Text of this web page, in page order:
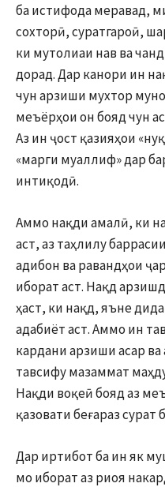
ба истифода меравад,
сохторӣ, суратгароӣ,
ки мутолиаи нав ва
дорад. Дар канори ин
чун арзиши мухтор
меъёрҳои он бояд чун
Аз ин ҷост қазияҳои
«марги муаллиф» дар
интиқодӣ.
Аммо нақди амалӣ, ки
аст, аз таҳлилу
адибон ва равандҳои
иборат аст. Нақд
ҳаст, ки нақд, яъне
адабиёт аст. Аммо ин
кардани арзиши асар
тавсифу мазаммат
Нақди воқеӣ бояд аз
қазовати беғараз сурат
Дар иртибот ба ин як
мо иборат аз риоя